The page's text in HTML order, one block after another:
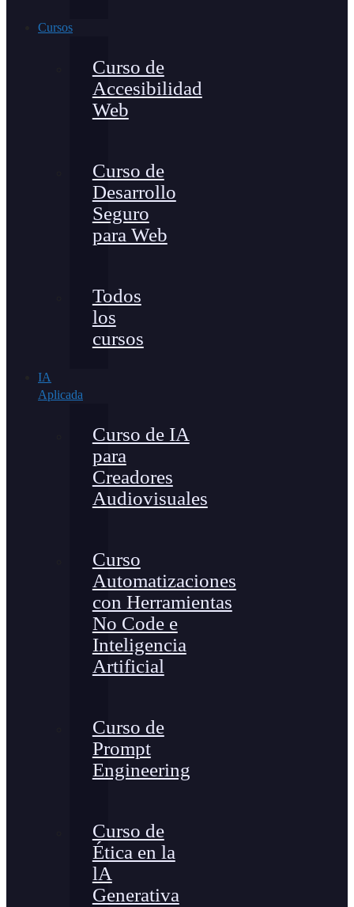
Cursos
Curso de
Accesibilidad
Web
Curso de
Desarrollo
Seguro
para Web
Todos
los
cursos
IA
Aplicada
Curso de IA
para
Creadores
Audiovisuales
Curso
Automatizaciones
con Herramientas
No Code e
Inteligencia
Artificial
Curso de
Prompt
Engineering
Curso de
Ética en la
lA
Generativa